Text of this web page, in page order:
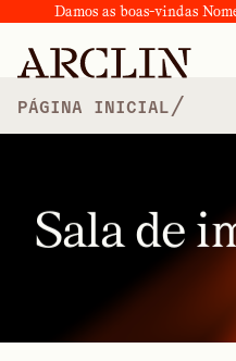
Damos as boas-vindas
PÁGINA INICIAL /
Sala de